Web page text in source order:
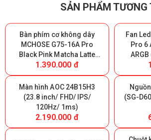
SẢN PHẨM TƯƠNG
Bàn phím cơ không dây
MCHOSE G75-16A Pro
Black Pink Matcha Latte
Switch V2 - Triple Modes
(Giữ lại Box để bảo hành)
1.390.000 đ
Fan
Pro 6
Màn hình AOC 24B15H3
(23.8 inch/ FHD/ IPS/
120Hz/ 1ms)
2.190.000 đ
(SG-